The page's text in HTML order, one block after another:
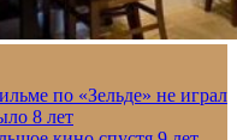
по «Зельде» не играл
8 лет